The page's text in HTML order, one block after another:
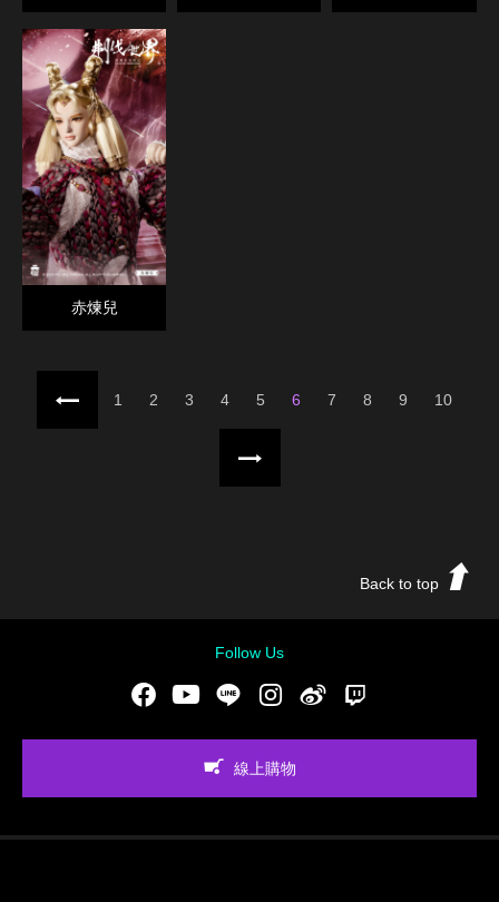
赤煉兒
上一頁1 2 3 4 5 6 7 8 9 10
下一頁
Back to top
Follow Us
FacebookYoutubeLINE Instgram新浪微博
線上購物